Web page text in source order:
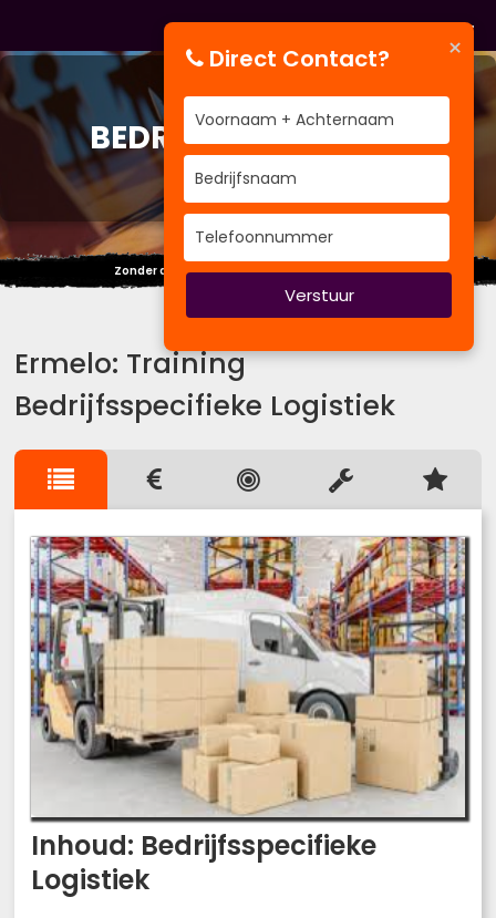
TRAINING
BEDRIJFSSPECIFIEKE
LOGISTIEK
Zonder de dalen geniet je niet van de pieken.
Ermelo: Training
Bedrijfsspecifieke Logistiek
Inhoud: Bedrijfsspecifieke
Logistiek
×
Direct Contact?
Verstuur